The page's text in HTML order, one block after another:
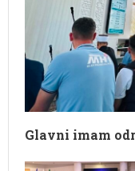
Glavni imam